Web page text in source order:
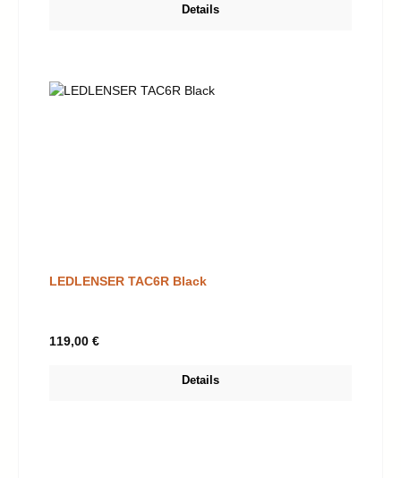
Details
LEDLENSER TAC6R Black
Regulärer Preis:
119,00 €
Details